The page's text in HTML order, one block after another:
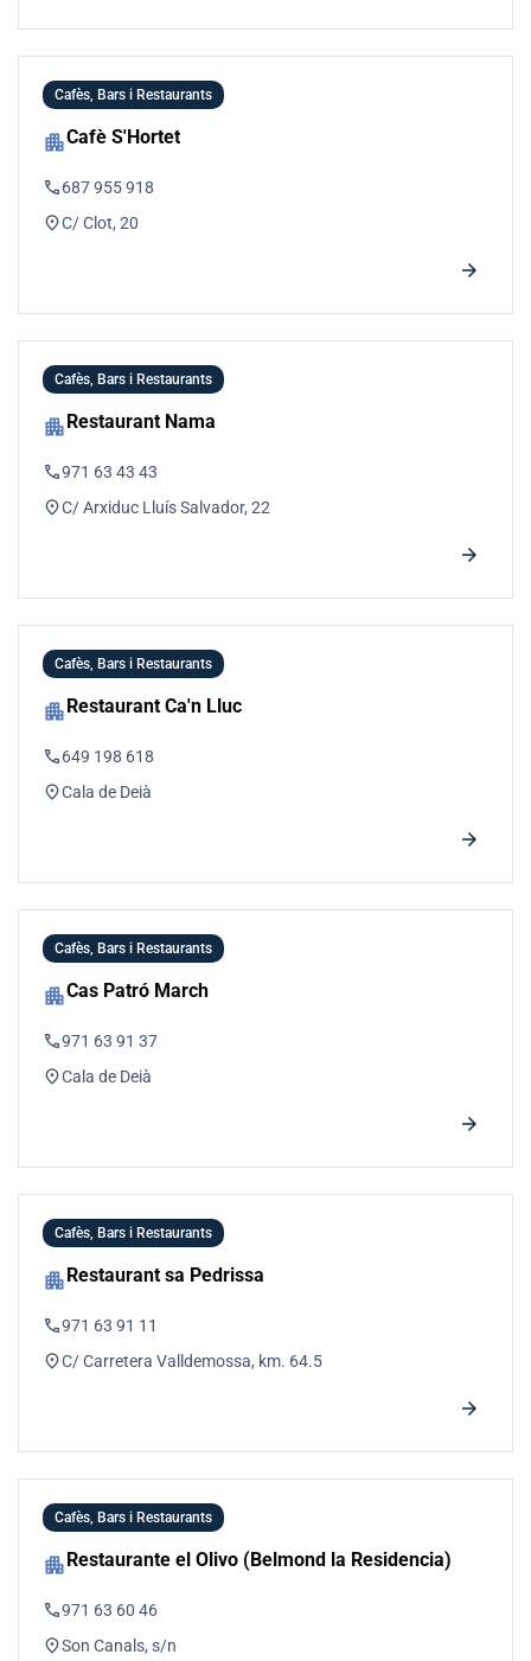
Cafès, Bars i Restaurants
apartmentCafè S'Hortet
phone687 955 918
location_onC/ Clot, 20
arrow_forward
Cafès, Bars i Restaurants
apartmentRestaurant Nama
phone971 63 43 43
location_onC/ Arxiduc Lluís Salvador, 22
arrow_forward
Cafès, Bars i Restaurants
apartmentRestaurant Ca'n Lluc
phone649 198 618
location_onCala de Deià
arrow_forward
Cafès, Bars i Restaurants
apartmentCas Patró March
phone971 63 91 37
location_onCala de Deià
arrow_forward
Cafès, Bars i Restaurants
apartmentRestaurant sa Pedrissa
phone971 63 91 11
location_onC/ Carretera Valldemossa, km. 64.5
arrow_forward
Cafès, Bars i Restaurants
apartmentRestaurante el Olivo (Belmond la Residencia)
phone971 63 60 46
location_onSon Canals, s/n